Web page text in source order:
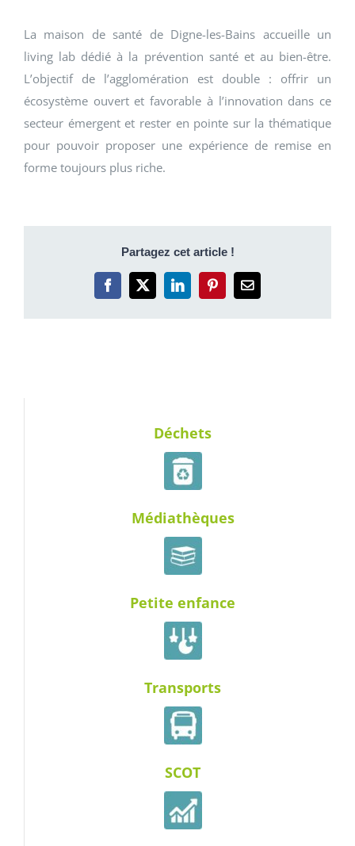
La maison de santé de Digne-les-Bains accueille un
living lab dédié à la prévention santé et au bien-être.
L’objectif de l’agglomération est double : offrir un
écosystème ouvert et favorable à l’innovation dans ce
secteur émergent et rester en pointe sur la thématique
pour pouvoir proposer une expérience de remise en
forme toujours plus riche.
Partagez cet article !
Facebook
X LinkedInPinterestEmail
Déchets
Médiathèques
Petite enfance
Transports
SCOT